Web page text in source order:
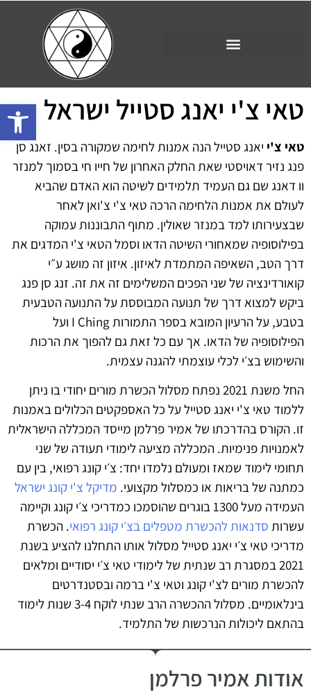
טאי צ'י יאנג סטייל ישראל
טאי צ'י יאנג סטייל הנה אמנות לחימה שמקורה בסין. זאנג סן
פנג נזיר דאויסטי שאת החלק האחרון של חייו חי בסמוך למנזר
וו דאנג שם גם העמיד תלמידים לשיטה הוא האדם שהביא
לעולם את אמנות הלחימה הרכה טאי צ'י צ'ואן לאחר
שבצעירותו למד במנזר שאולין. מתוף התבוננות עמוקה
בפילוסופיה שמאחורי השיטה הדאו וסמל הטאי צ'י המדגים את
דרך הטב, השאיפה המתמדת לאיזון. איזון זה מושג ע״י
קואורדינציה של שני הפכים המשלימים זה את זה. זנג סן פנג
ביקש למצוא דרך של תנועה המבוססת על התנועה הטבעית
בטבע, על הרעיון המובא בספר התמורות I Ching ועל
הפילוסופיה של הדאו. אך עם כל זאת גם להפוך את הרכות
והשימוש בצ׳י לכלי עוצמתי להגנה עצמית.
החל משנת 2021 נפתח מסלול הכשרת מורים יחודי בו ניתן
ללמוד טאי צ'י יאנג סטייל על כל האספקטים הכלולים באמנות
זו. הקורס בהדרכתו של אמיר פרלמן מייסד המכללה הישראלית
לאמנויות פנימיות. המכללה מציעה לימודי תעודה של שני
תחומי לימוד שמאז ומעולם נלמדו יחד: צ׳י קונג רפואי, בין עם
כמתנה של בריאות או כמסלול מקצועי. מדיקל צ'י קונג ישראל
העמידה מעל 1300 בוגרים שהוסמכו כמדריכי צ׳י קונג וקיימה
עשרות סדנאות להכשרת מטפלים בצ׳י קונג רפואי. הכשרת
מדריכי טאי צ׳י יאנג סטייל מסלול אותו התחלנו להציע בשנת
2021 במסגרת רב שנתית של לימודי טאי צ׳י יסודיים ומלאים
להכשרת מורים לצ'י קונג וטאי צ'י ברמה ובסטנדרטים
בינלאומיים. מסלול ההכשרה הרב שנתי לוקח 3-4 שנות לימוד
בהתאם ליכולות הנרכשות של התלמיד.
אודות אמיר פרלמן
פתח